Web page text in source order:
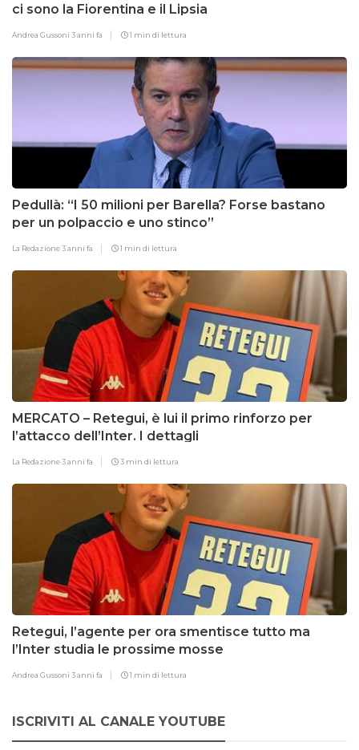
ci sono la Fiorentina e il Lipsia
Andrea Gussoni 3 anni fa 1 min di lettura
Pedullà: “I 50 milioni per Barella? Forse bastano
per un polpaccio e uno stinco”
La Redazione3 anni fa 1 min di lettura
MERCATO – Retegui, è lui il primo rinforzo per
l’attacco dell’Inter. I dettagli
La Redazione3 anni fa 3 min di lettura
Retegui, l’agente per ora smentisce tutto ma
l’Inter studia le prossime mosse
Andrea Gussoni 3 anni fa 1 min di lettura
ISCRIVITI AL CANALE YOUTUBE